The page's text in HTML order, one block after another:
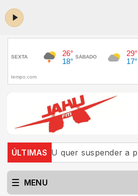
ÚLTIMAS
AGU quer suspender a
MENU